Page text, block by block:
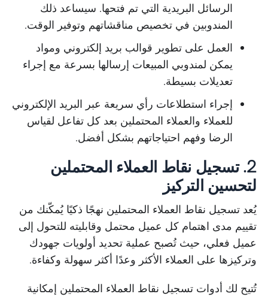
الرسائل البريدية التي تم فتحها. سيساعد ذلك
المندوبين في تخصيص مناقشاتهم وتوفير الوقت.
العمل على تطوير قوالب بريد إلكتروني ومواد
يمكن لمندوبي المبيعات إرسالها بسرعة مع إجراء
تعديلات بسيطة.
إجراء استطلاعات رأي سريعة عبر البريد الإلكتروني
للعملاء والعملاء المحتملين بعد كل تفاعل لقياس
الرضا وفهم احتياجاتهم بشكل أفضل.
2. تسجيل نقاط العملاء المحتملين
لتحسين التركيز
يُعد تسجيل نقاط العملاء المحتملين نهجًا ذكيًا يُمكّنك من
تقييم مدى اهتمام كل عميل محتمل وقابليته للتحول إلى
عميل فعلي، حيث تُصبح عملية تحديد أولويات جهودك
وتركيزها على العملاء الأكثر وعدًا أكثر سهولة وكفاءة.
تُتيح لك أدوات تسجيل نقاط العملاء المحتملين إمكانية